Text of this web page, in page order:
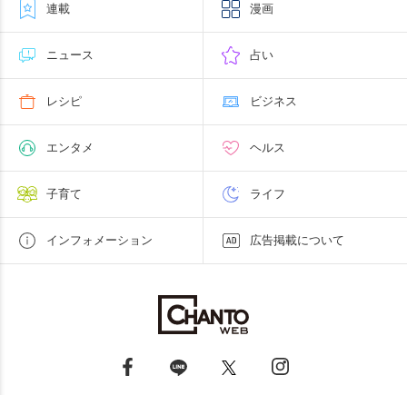
連載 漫画
ニュース 占い
レシピ ビジネス
エンタメ ヘルス
子育て ライフ
インフォメーション 広告掲載について